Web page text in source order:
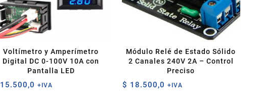
Voltímetro y Amperímetro
Digital DC 0-100V 10A con
Pantalla LED
15.500,0 +IVA
Módulo Relé de Estado Sólido
2 Canales 240V 2A – Control
Preciso
$ 18.500,0 +IVA